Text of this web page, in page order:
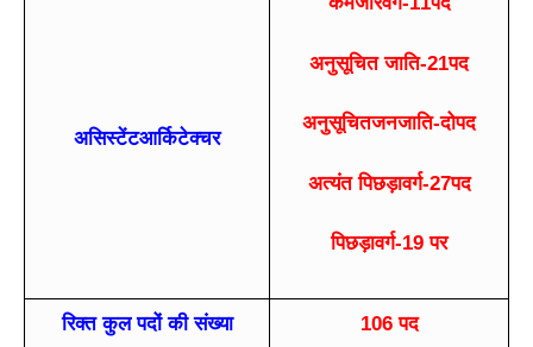
असिस्टेंटआर्किटेक्चर
अनुसूचित जाति-21पद
अनुसूचितजनजाति-दोपद
अत्यंत पिछड़ावर्ग-27पद
पिछड़ावर्ग-19 पर
रिक्त कुल पदों की संख्या 106 पद